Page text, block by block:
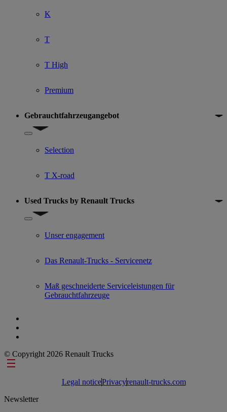
K
T
T High
Premium
Gebrauchtfahrzeugangebot
Show submenu for Gebrauchtfahrzeugangebot
Selection
T X-road
Used Trucks by Renault Trucks
Show submenu for Used Trucks by Renault Trucks
Unser engagement
Das Renault-Trucks - Servicenetz
Maß geschneiderte Serviceleistungen für
Gebrauchtfahrzeuge
© Copyright 2026 Renault Trucks
Footer links
Legal noticePrivacyrenault-trucks.com
Newsletter